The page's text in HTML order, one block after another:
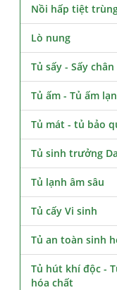
Nồi hấp tiệt
Lò nung
Tủ sấy - Sấy
Tủ ấm - Tủ ấm
Tủ mát - tủ bảo
Tủ sinh trưởng
Tủ lạnh âm sâu
Tủ cấy Vi sinh
Tủ an toàn sinh
Tủ hút khí độc -
hóa chất